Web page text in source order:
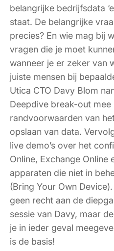
belangrijke bedrijfsdata
staat. De belangrijke
precies? En wie mag bij
vragen die je moet
wanneer je er zeker van
juiste mensen bij
Utica CTO Davy Blom
Deepdive break-out
randvoorwaarden van
opslaan van data.
live demo’s over het
Online, Exchange Online
apparaten die niet in
(Bring Your Own
geen recht aan de
sessie van Davy, maar
je in ieder geval
is de basis!